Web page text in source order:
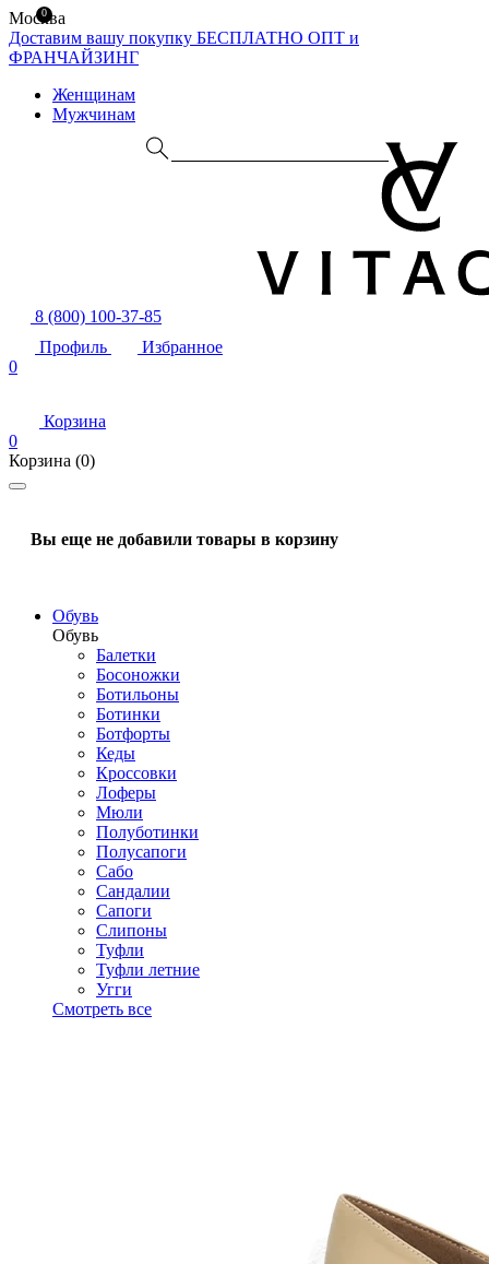
Москва
Доставим вашу покупку БЕСПЛАТНО ОПТ и
ФРАНЧАЙЗИНГ
Женщинам
Мужчинам
8 (800) 100-37-85
Профиль
Избранное
0
Корзина
0
Корзина (0)
Вы еще не добавили товары в корзину
Обувь
Обувь
Балетки
Босоножки
Ботильоны
Ботинки
Ботфорты
Кеды
Кроссовки
Лоферы
Мюли
Полуботинки
Полусапоги
Сабо
Сандалии
Сапоги
Слипоны
Туфли
Туфли летние
Угги
Смотреть все
0